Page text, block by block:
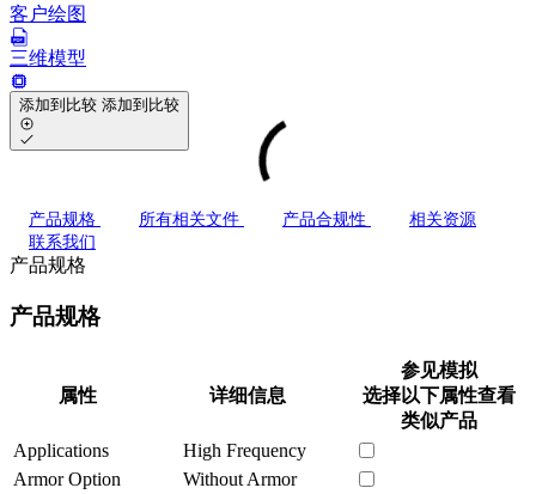
客户绘图
三维模型
添加到比较 添加到比较
产品规格 所有相关文件 产品合规性
相关资源
联系我们
产品规格
产品规格
属性 详细信息
参见模拟
选择以下属性查看
类似产品
Applications
High Frequency
Armor Option
Without Armor